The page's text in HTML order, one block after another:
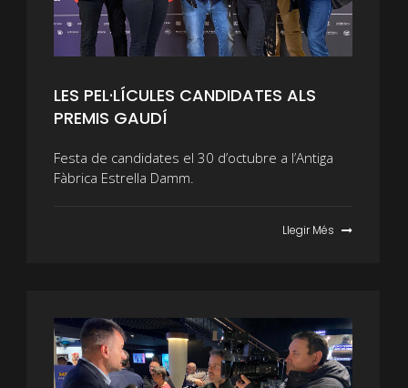
LES PEL·LÍCULES CANDIDATES ALS
PREMIS GAUDÍ
Festa de candidates el 30 d’octubre a l’Antiga
Fàbrica Estrella Damm.
Llegir Més 